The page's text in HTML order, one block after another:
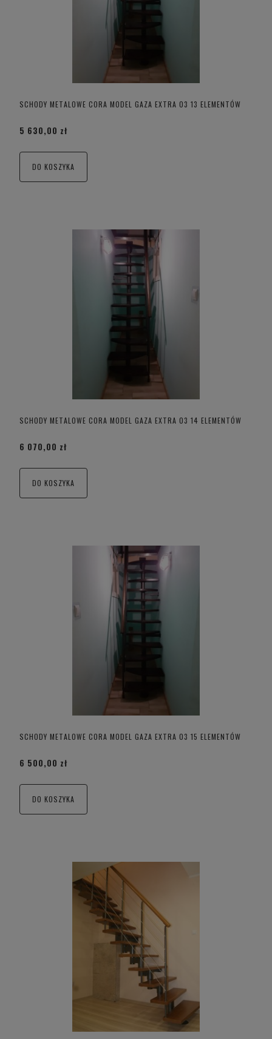
SCHODY METALOWE CORA MODEL GAZA EXTRA 03 13 ELEMENTÓW
5 630,00 zł
DO KOSZYKA
SCHODY METALOWE CORA MODEL GAZA EXTRA 03 14 ELEMENTÓW
6 070,00 zł
DO KOSZYKA
SCHODY METALOWE CORA MODEL GAZA EXTRA 03 15 ELEMENTÓW
6 500,00 zł
DO KOSZYKA